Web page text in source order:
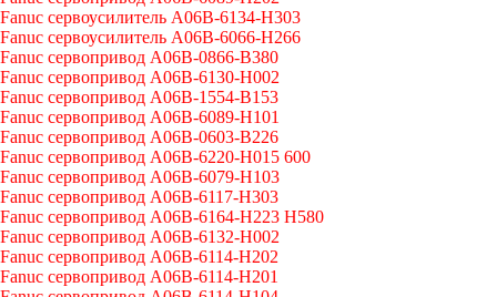
Fanuc сервоусилитель A06B-6134-H303
Fanuc сервоусилитель A06B-6066-H266
Fanuc сервопривод A06B-0866-B380
Fanuc сервопривод A06B-6130-H002
Fanuc сервопривод A06B-1554-B153
Fanuc сервопривод A06B-6089-H101
Fanuc сервопривод A06B-0603-B226
Fanuc сервопривод A06B-6220-H015 600
Fanuc сервопривод A06B-6079-H103
Fanuc сервопривод A06B-6117-H303
Fanuc сервопривод A06B-6164-H223 H580
Fanuc сервопривод A06B-6132-H002
Fanuc сервопривод A06B-6114-H202
Fanuc сервопривод A06B-6114-H201